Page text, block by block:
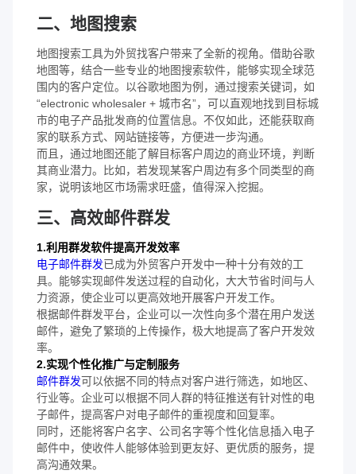
二、地图搜索
地图搜索工具为外贸找客户带来了全新的视角。借助谷歌
地图等，结合一些专业的地图搜索软件，能够实现全球范
围内的客户定位。以谷歌地图为例，通过搜索关键词，如
“electronic wholesaler + 城市名”，可以直观地找到目标城
市的电子产品批发商的位置信息。不仅如此，还能获取商
家的联系方式、网站链接等，方便进一步沟通。
而且，通过地图还能了解目标客户周边的商业环境，判断
其商业潜力。比如，若发现某客户周边有多个同类型的商
家，说明该地区市场需求旺盛，值得深入挖掘。
三、高效邮件群发
1.利用群发软件提高开发效率
电子邮件群发已成为外贸客户开发中一种十分有效的工
具。能够实现邮件发送过程的自动化，大大节省时间与人
力资源，使企业可以更高效地开展客户开发工作。
根据邮件群发平台，企业可以一次性向多个潜在用户发送
邮件，避免了繁琐的上传操作，极大地提高了客户开发效
率。
2.实现个性化推广与定制服务
邮件群发可以依据不同的特点对客户进行筛选，如地区、
行业等。企业可以根据不同人群的特征推送有针对性的电
子邮件，提高客户对电子邮件的重视度和回复率。
同时，还能将客户名字、公司名字等个性化信息插入电子
邮件中，使收件人能够体验到更友好、更优质的服务，提
高沟通效果。